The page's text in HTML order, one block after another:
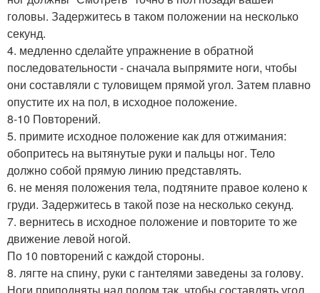
головы. Задержитесь в таком положении на несколько
секунд.
4. медленно сделайте упражнение в обратной
последовательности - сначала выпрямите ноги, чтобы
они составляли с туловищем прямой угол. Затем плавно
опустите их на пол, в исходное положение.
8-10 Повторений.
5. примите исходное положение как для отжимания:
обопритесь на вытянутые руки и пальцы ног. Тело
должно собой прямую линию представлять.
6. не меняя положения тела, подтяните правое колено к
груди. Задержитесь в такой позе на несколько секунд.
7. вернитесь в исходное положение и повторите то же
движение левой ногой.
По 10 повторений с каждой стороны.
8. лягте на спину, руки с гантелями заведены за голову.